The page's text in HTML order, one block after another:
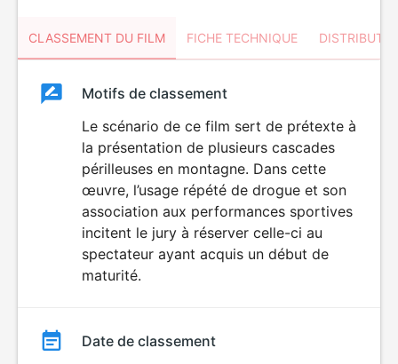
CLASSEMENT DU FILM FICHE TECHNIQUE
ClassementClassement
Motifs de classement
Le scénario de ce film sert de prétexte à
la présentation de plusieurs cascades
périlleuses en montagne. Dans cette
œuvre, l’usage répété de drogue et son
association aux performances sportives
incitent le jury à réserver celle-ci au
spectateur ayant acquis un début de
maturité.
Date de classement